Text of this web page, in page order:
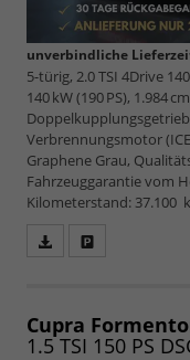
unverbindliche
5-türig, 2.0 TSI 4Drive
140 kW (190 PS), 1.984
Verbrennungsmotor
Graphene Grau,
Fahrzeuggarantie vom
Kilometerstand: 37.100
speichern/drucken
Cupra